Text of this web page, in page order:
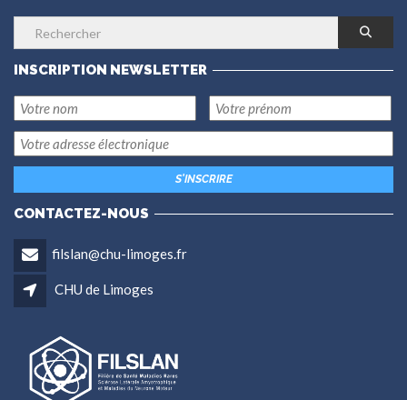
INSCRIPTION NEWSLETTER
CONTACTEZ-NOUS
filslan@chu-limoges.fr
CHU de Limoges